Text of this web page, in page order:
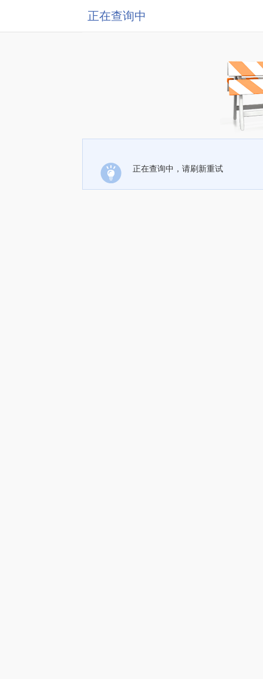
正在查询中
正在查询中，请刷新重试